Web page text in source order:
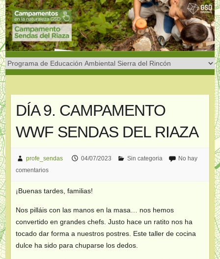
Saltar
al
contenido
DÍA 9. CAMPAMENTO
WWF SENDAS DEL RIAZA
profe_sendas 04/07/2023 Sin categoria
No hay
comentarios
¡Buenas tardes, familias!
Nos pilláis con las manos en la masa… nos hemos
convertido en grandes chefs. Justo hace un ratito nos ha
tocado dar forma a nuestros postres. Este taller de cocina
dulce ha sido para chuparse los dedos.